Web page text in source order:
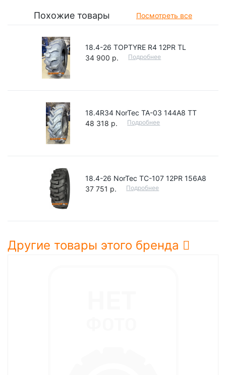
Похожие товары Посмотреть все
18.4-26 TOPTYRE R4 12PR TL
34 900 р.
Подробнее
18.4R34 NorTec ТА-03 144A8 TT
48 318 р.
Подробнее
18.4-26 NorTec TC-107 12PR 156А8
37 751 р.
Подробнее
Другие товары этого бренда